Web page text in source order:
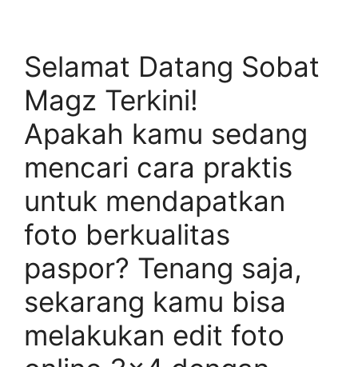
Selamat Datang Sobat
Magz Terkini!
Apakah kamu sedang
mencari cara praktis
untuk mendapatkan
foto berkualitas
paspor? Tenang saja,
sekarang kamu bisa
melakukan edit foto